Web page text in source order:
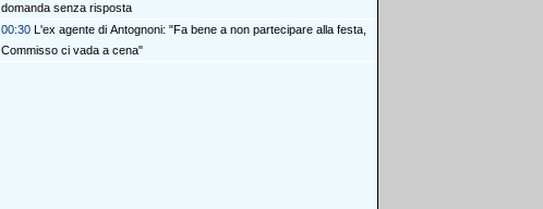
domanda senza risposta
00:30 L'ex agente di Antognoni: "Fa bene a non partecipare alla festa,
Commisso ci vada a cena"